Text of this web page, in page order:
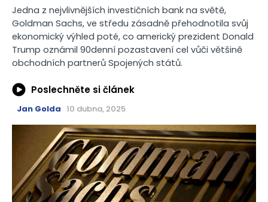
Jedna z nejvlivnějších investičních bank na světě,
Goldman Sachs, ve středu zásadně přehodnotila svůj
ekonomický výhled poté, co americký prezident Donald
Trump oznámil 90denní pozastavení cel vůči většině
obchodních partnerů Spojených států.
Poslechněte si článek
Jan Golda 10 dubna, 2025